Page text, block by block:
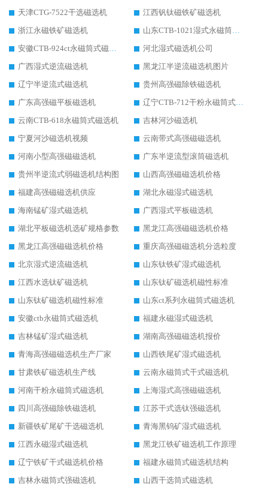
天津CTG-7522干选磁选机
江西钒钛磁铁矿磁选机
浙江永磁铁矿磁选机
山东CTB-1021湿式永磁筒式磁选机
安徽CTB-924ct永磁筒式磁选机
河北湿式磁选机公司
广西湿式逆流磁选机
黑龙江半逆流磁选机图片
辽宁半逆流式磁选机
贵州高强磁除铁磁选机
广东高强磁平板磁选机
辽宁CTB-712干粉永磁筒式磁选机
云南CTB-618永磁筒式磁选机
吉林河沙磁选机
宁夏河沙磁选机视频
云南带式高强磁磁选机
河南小型高强磁磁选机
广东半逆流型滚筒磁选机
贵州半逆流式弱磁选机结构图
山西高强磁磁选机价格
福建高强磁磁选机供应
湖北永磁湿式磁选机
海南锰矿湿式磁选机
广西湿式平板磁选机
湖北平板磁选机选矿规格参数
黑龙江高强磁磁选机价格
黑龙江高强磁磁选机价格
重庆高强磁磁选机分选粒度
北京湿式逆流磁选机
山东钛铁矿湿式磁选机
江西水选钛矿磁选机
山东钛矿磁选机磁性标准
山东钛矿磁选机磁性标准
山东ct系列永磁筒式磁选机
安徽ctb永磁筒式磁选机
福建永磁湿式磁选机
吉林锰矿湿式磁选机
湖南高强磁磁选机报价
青海高强磁磁选机生产厂家
山西铁尾矿湿式磁选机
甘肃铁矿磁选机生产线
云南永磁筒式干式磁选机
河南干粉永磁筒式磁选机
上海湿式高强磁磁选机
四川高强磁除铁磁选机
江苏干式选钛强磁选机
新疆铁矿尾矿干选磁选机
青海黑钨矿湿式磁选机
江西永磁湿式磁选机
黑龙江铁矿磁选机工作原理
辽宁铁矿干式磁选机价格
福建永磁筒式磁选机结构
吉林永磁筒式强磁选机
山西干选筒式磁选机